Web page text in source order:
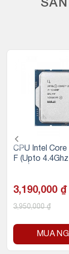
CPU Intel
F (Upto
3,190,000 ₫
3,950,000₫
MUA